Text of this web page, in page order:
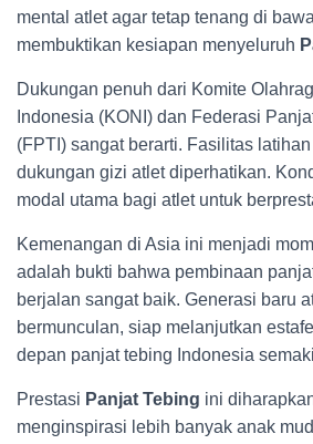
mental atlet agar tetap tenang di
membuktikan kesiapan menyeluruh
Dukungan penuh dari Komite
Indonesia (KONI) dan Federasi
(FPTI) sangat berarti. Fasilitas
dukungan gizi atlet diperhatikan.
modal utama bagi atlet untuk
Kemenangan di Asia ini menjadi
adalah bukti bahwa pembinaan
berjalan sangat baik. Generasi baru
bermunculan, siap melanjutkan
depan panjat tebing Indonesia
Prestasi Panjat Tebing ini
menginspirasi lebih banyak anak